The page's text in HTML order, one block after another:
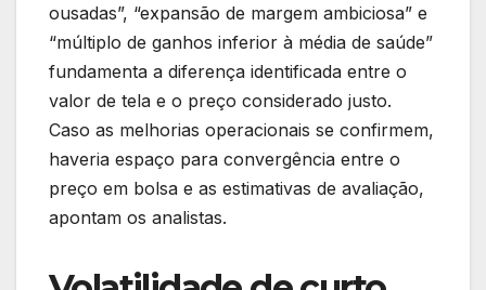
ousadas”, “expansão de margem ambiciosa” e
“múltiplo de ganhos inferior à média de saúde”
fundamenta a diferença identificada entre o
valor de tela e o preço considerado justo.
Caso as melhorias operacionais se confirmem,
haveria espaço para convergência entre o
preço em bolsa e as estimativas de avaliação,
apontam os analistas.